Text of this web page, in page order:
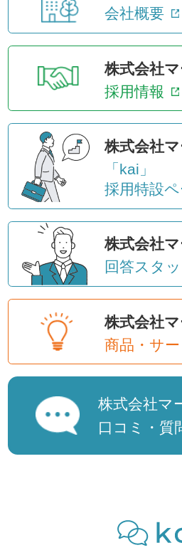
会社概要
株式会社
採用情報
株式会社
「kai」
採用特設
株式会社
回答スタ
株式会社
商品・サー
株式会社マ
口コミ・質